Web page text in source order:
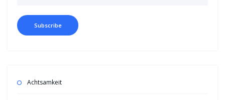
Achtsamkeit